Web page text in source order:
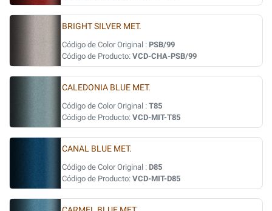
BRIGHT SILVER MET.
Código de Color Original : PSB/99
Código de Producto: VCD-CHA-PSB/99
CALEDONIA BLUE MET.
Código de Color Original : T85
Código de Producto: VCD-MIT-T85
CANAL BLUE MET.
Código de Color Original : D85
Código de Producto: VCD-MIT-D85